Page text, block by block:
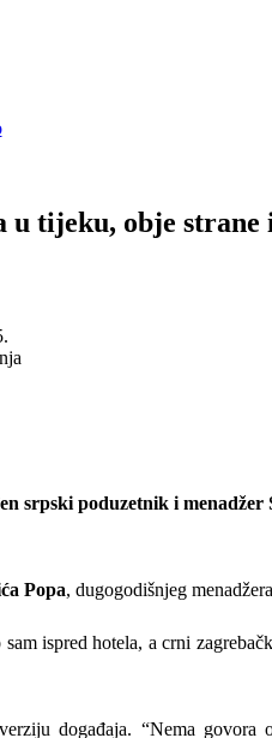
u tijeku, obje
srpski poduzetnik i menadžer
Popa, dugogodišnjeg menadžera
sam ispred hotela, a crni
događaja. “Nema